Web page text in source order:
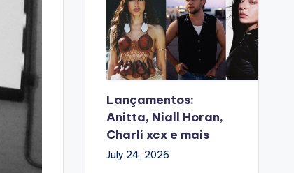
Lançamentos:
Anitta, Niall Horan,
Charli xcx e mais
July 24, 2026